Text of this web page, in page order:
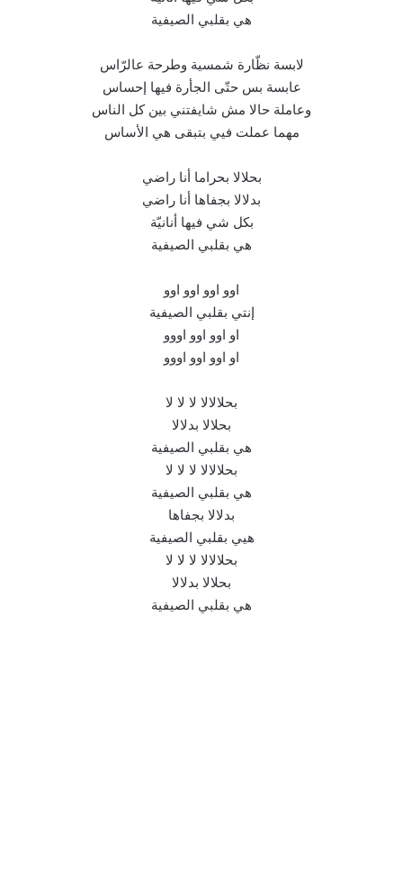
هي بقلبي الصيفية
لابسة نظّارة شمسية وطرحة عالرّاس
عابسة بس حتّى الجأرة فيها إحساس
وعاملة حالا مش شايفتني بين كل الناس
مهما عملت فيي بتبقى هي الأساس
بحلالا بحراما أنا راضي
بدلالا بجفاها أنا راضي
بكل شي فيها أنانيّة
هي بقلبي الصيفية
اوو اوو اوو اوو
إنتي بقلبي الصيفية
او اوو اوو اووو
او اوو اوو اووو
بحلالالا لا لا لا
بحلالا بدلالا
هي بقلبي الصيفية
بحلالالا لا لا لا
هي بقلبي الصيفية
بدلالا بجفاها
هيي بقلبي الصيفية
بحلالالا لا لا لا
بحلالا بدلالا
هي بقلبي الصيفية